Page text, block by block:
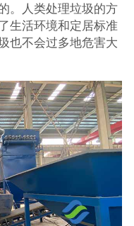
。人类处理垃圾的方
生活环境和定居标准
也不会过多地危害大